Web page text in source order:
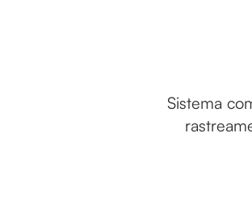
Sistema